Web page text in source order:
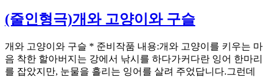
(줄인형극)개와 고양이와 구슬
개와 고양이와 구슬 * 준비작품 내용:개와 고양이를 키우는 마
음 착한 할아버지는 강에서 낚시를 하다가커다란 잉어 한마리
를 잡았지만, 눈물을 흘리는 잉어를 살려 주었답니다.그런데